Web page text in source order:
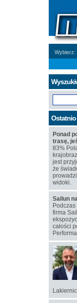
Wybierz:
Ostatnio
Ponad
trasę,
83%
jest
że
widoki.
Sailun
firma
całości